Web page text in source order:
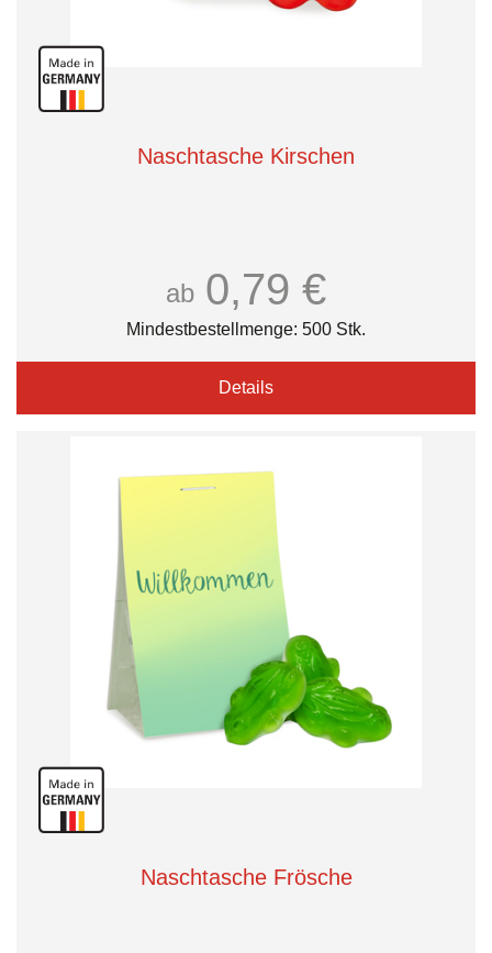
Naschtasche Kirschen
ab 0,79 €
Mindestbestellmenge: 500 Stk.
Details
Naschtasche Frösche